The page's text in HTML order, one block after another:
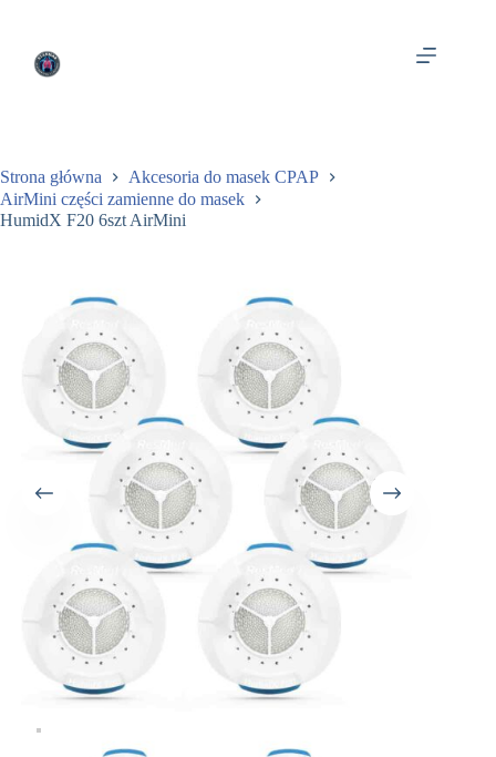
Strona główna
Akcesoria do masek CPAP
AirMini części zamienne do masek
HumidX F20 6szt AirMini